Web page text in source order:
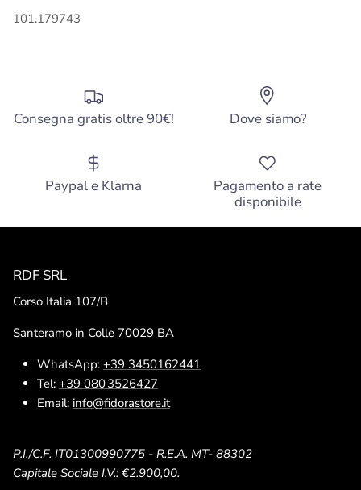
101.179743
Consegna gratis oltre 90€! Dove siamo?
Paypal e Klarna
Pagamento a rate
disponibile
RDF SRL
Corso Italia 107/B
Santeramo in Colle 70029 BA
WhatsApp: +39 3450162441
Tel: +39 080 3526427
Email: info@fidorastore.it
P.I./C.F. IT01300990775 - R.E.A. MT- 88302
Capitale Sociale I.V.: €2.900,00.